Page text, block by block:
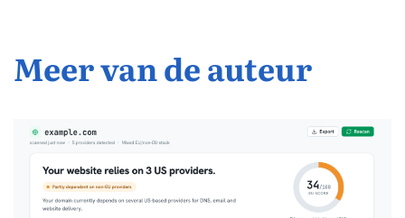
Meer van de auteur